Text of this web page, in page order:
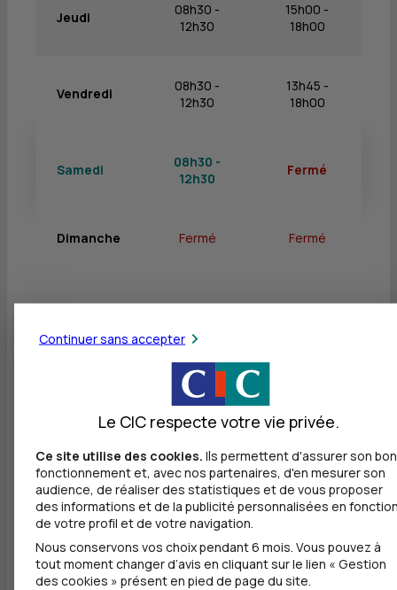
Jeudi
08h30 -
12h30
15h00 -
18h00
Vendredi
08h30 -
12h30
13h45 -
18h00
Samedi
08h30 -
12h30
Fermé
Dimanche Fermé Fermé
Services
Retrait de billets EUR
Dépôt de billets EUR
Dépôt de chèques EUR
Autres agences les plus proches
Continuer sans accepter
Le CIC respecte votre vie privée.
Ce site utilise des cookies. Ils permettent d'assurer son bon
fonctionnement et, avec nos partenaires, d'en mesurer son
audience, de réaliser des statistiques et de vous proposer
des informations et de la publicité personnalisées en
de votre profil et de votre navigation.
Nous conservons vos choix pendant 6 mois. Vous pouvez à
tout moment changer d’avis en cliquant sur le lien « Gestion
des cookies » présent en pied de page du site.